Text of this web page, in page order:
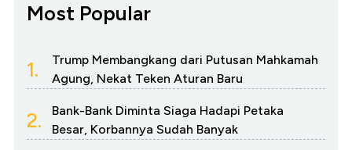
Most Popular
1.
Trump Membangkang dari Putusan Mahkamah
Agung, Nekat Teken Aturan Baru
2.
Bank-Bank Diminta Siaga Hadapi Petaka
Besar, Korbannya Sudah Banyak